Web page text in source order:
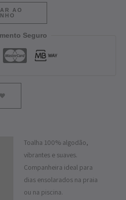
AO
Seguro
Toalha 100% algodão,
vibrantes e suaves.
Companheira ideal para
dias ensolarados na praia
ou na piscina.